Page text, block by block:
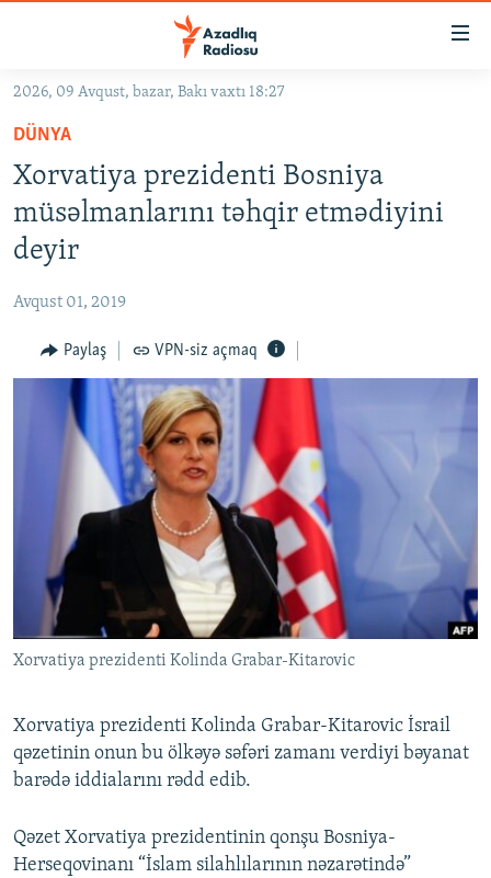
Əsas
qayıt
Əsas
naviqasiyaya
qayıt
Axtarışa
KORRUPSIOMETR
#ƏSLINDƏ
QANUNI DOĞRU
ARAŞDIRMA
MULTIMEDIA
VIDEO
FOTOQALEREYA
İNFOQRAFIKA
KARIKATURA
RADIO ARXIV
AZƏRBAYCAN ƏDƏBIYYATI KITABXANASI
İSLAM VƏ DEMOKRATIYA
İZ - MƏDƏNIYYƏT PROQRAMI
HAQQIMIZDA
MISSIYAMIZ
PEŞƏ ETIKASI VƏ JURNALISTIKA STANDARTLARIMIZ
MATERIALLARIMIZDAN ISTIFADƏ
AZADLIQRADIOSU MOBIL TELEFONUNUZDA
BIZIMLƏ ƏLAQƏ
RFE/RL-in bütün saytları
2026, 09 Avqust, bazar, Bakı vaxtı 18:27
DÜNYA
Xorvatiya prezidenti Bosniya
müsəlmanlarını təhqir etmədiyini
deyir
Avqust 01, 2019
Paylaş VPN-siz açmaq
Xorvatiya prezidenti Kolinda Grabar-Kitarovic
Xorvatiya prezidenti Kolinda Grabar-Kitarovic İsrail
qəzetinin onun bu ölkəyə səfəri zamanı verdiyi bəyanat
barədə iddialarını rədd edib.
Qəzet Xorvatiya prezidentinin qonşu Bosniya-
Herseqovinanı “İslam silahlılarının nəzarətində”